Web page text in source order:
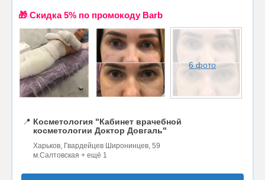
🎁 Cкидка 5% по промокоду Barb
6 фото
📍 Косметология "Кабинет врачебной
косметологии Доктор Довгаль"
Харьков, Гвардейцев Широнинцев, 59
м.Салтовская + ещё 1